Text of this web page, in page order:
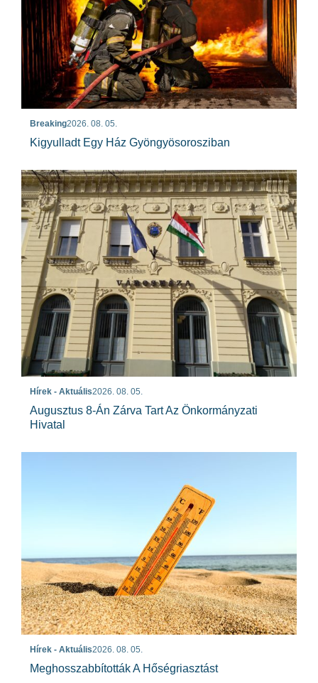
Breaking2026. 08. 05.
Kigyulladt Egy Ház Gyöngyösorosziban
Hírek - Aktuális2026. 08. 05.
Augusztus 8-Án Zárva Tart Az Önkormányzati
Hivatal
Hírek - Aktuális2026. 08. 05.
Meghosszabbították A Hőségriasztást